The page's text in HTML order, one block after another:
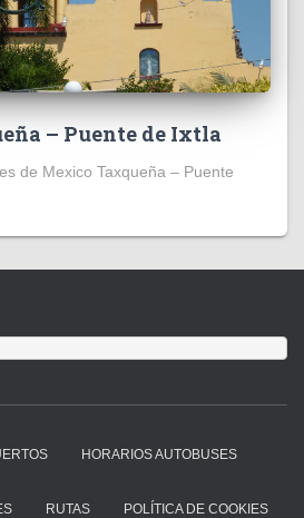
– Puente de Ixtla
de Mexico Taxqueña – Puente
HORARIOS AUTOBUSES
RUTAS POLÍTICA DE COOKIES